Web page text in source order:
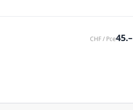
CHF / Pce45.–